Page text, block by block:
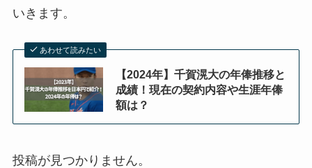
いきます。
あわせて読みたい
【2024年】千賀滉大の年俸推移と
成績！現在の契約内容や生涯年俸
額は？
投稿が見つかりません。